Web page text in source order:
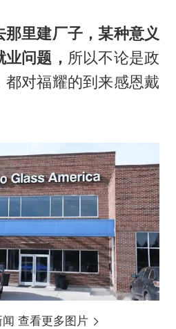
那里建厂子，某种意义
问题， 所以不论是政
都对福耀的到来感恩戴
查看更多图片